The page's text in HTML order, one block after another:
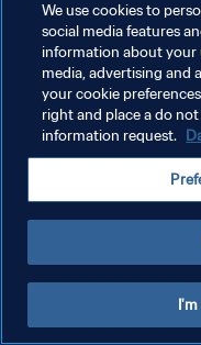
We use cookies to
social media features
information about your
media, advertising and
your cookie
right and place a do
information request.